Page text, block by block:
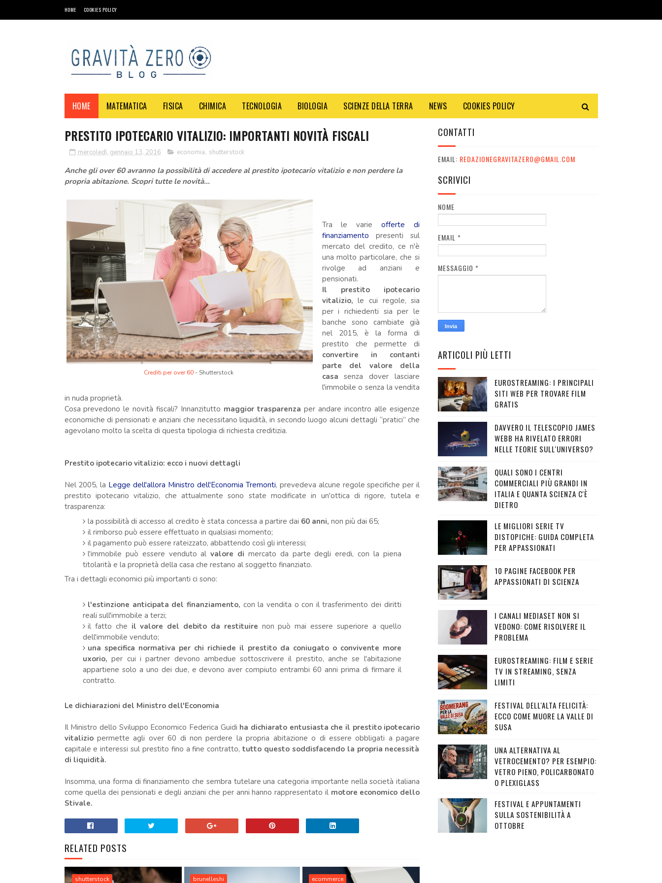
HOME COOKIES POLICY
HOME MATEMATICA FISICA CHIMICA TECNOLOGIA BIOLOGIA SCIENZE DELLA TERRA NEWS COOKIES POLICY
PRESTITO IPOTECARIO VITALIZIO: IMPORTANTI NOVITÀ FISCALI
mercoledì, gennaio 13, 2016 economia, shutterstock
Anche gli over 60 avranno la possibilità di accedere al prestito ipotecario vitalizio e non perdere la
propria abitazione. Scopri tutte le novità...
Crediti per over 60 - Shutterstock
Tra le varieofferte di
finanziamento presenti sul
mercato del credito, ce n'è
una molto particolare, che si
rivolge ad anziani e
pensionati.
Il prestito ipotecario
vitalizio,le cui regole, sia
per i richiedenti sia per le
banche sono cambiate già
nel 2015, è la forma di
prestito che permette di
convertire in contanti
parte del valore della
casasenza dover lasciare
l'immobile o senza la vendita
in nuda proprietà.
Cosa prevedono le novità fiscali? Innanzitutto maggior trasparenzaper andare incontro alle esigenze
economiche di pensionati e anziani che necessitano liquidità, in secondo luogo alcuni dettagli “pratici” che
agevolano molto la scelta di questa tipologia di richiesta creditizia.
Prestito ipotecario vitalizio: ecco i nuovi dettagli
Nel 2005, la Legge dell'allora Ministro dell'Economia Tremonti, prevedeva alcune regole specifiche per il
prestito ipotecario vitalizio, che attualmente sono state modificate in un'ottica di rigore, tutela e
trasparenza:
la possibilità di accesso al credito è stata concessa a partire dai 60 anni, non più dai 65;
il rimborso può essere effettuato in qualsiasi momento;
il pagamento può essere rateizzato, abbattendo così gli interessi;
l'immobile può essere venduto alvalore di mercato da parte degli eredi, con la piena
titolarità e la proprietà della casa che restano al soggetto finanziato.
Tra i dettagli economici più importanti ci sono:
l'estinzione anticipata del finanziamento, con la vendita o con il trasferimento dei diritti
reali sull'immobile a terzi;
il fatto che il valore del debito da restituire non può mai essere superiore a quello
dell'immobile venduto;
una specifica normativa per chi richiede il prestito da coniugato o convivente more
uxorio,per cui i partner devono ambedue sottoscrivere il prestito, anche se l'abitazione
appartiene solo a uno dei due, e devono aver compiuto entrambi 60 anni prima di firmare il
contratto.
Le dichiarazioni del Ministro dell'Economia
Il Ministro dello Sviluppo Economico Federica Guidi ha dichiarato entusiasta che il prestito ipotecario
vitalizio permette agli over 60 di non perdere la propria abitazione o di essere obbligati a pagare
capitale e interessi sul prestito fino a fine contratto,tutto questo soddisfacendo la propria necessità
di liquidità.
Insomma, una forma di finanziamento che sembra tutelare una categoria importante nella società italiana
come quella dei pensionati e degli anziani che per anni hanno rappresentato il motore economico dello
Stivale.
RELATED POSTS
shutterstock brunelleshi ecommerce
CONTATTI
EMAIL: REDAZIONEGRAVITAZERO@GMAIL.COM
SCRIVICI
NOME
EMAIL *
MESSAGGIO *
ARTICOLI PIÙ LETTI
EUROSTREAMING: I PRINCIPALI
SITI WEB PER TROVARE FILM
GRATIS
DAVVERO IL TELESCOPIO JAMES
WEBB HA RIVELATO ERRORI
NELLE TEORIE SULL'UNIVERSO?
QUALI SONO I CENTRI
COMMERCIALI PIÙ GRANDI IN
ITALIA E QUANTA SCIENZA C'È
DIETRO
LE MIGLIORI SERIE TV
DISTOPICHE: GUIDA COMPLETA
PER APPASSIONATI
10 PAGINE FACEBOOK PER
APPASSIONATI DI SCIENZA
I CANALI MEDIASET NON SI
VEDONO: COME RISOLVERE IL
PROBLEMA
EUROSTREAMING: FILM E SERIE
TV IN STREAMING, SENZA
LIMITI
FESTIVAL DELL'ALTA FELICITÀ:
ECCO COME MUORE LA VALLE DI
SUSA
UNA ALTERNATIVA AL
VETROCEMENTO? PER ESEMPIO:
VETRO PIENO, POLICARBONATO
O PLEXIGLASS
FESTIVAL E APPUNTAMENTI
SULLA SOSTENIBILITÀ A
OTTOBRE